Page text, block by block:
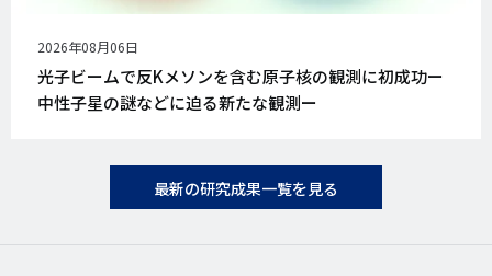
公
開
日
2026年08月06日
光子ビームで反Kメソンを含む原子核の観測に初成功ー
中性子星の謎などに迫る新たな観測ー
最新の研究成果一覧を見る